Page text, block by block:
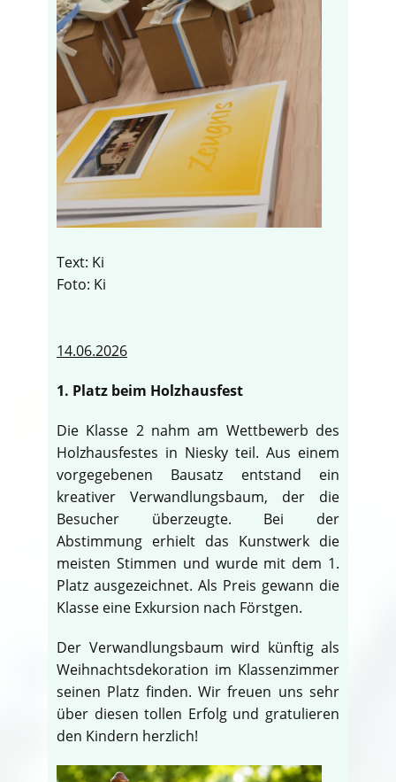
Text: Ki
Foto: Ki
14.06.2026
1. Platz beim Holzhausfest
Die Klasse 2 nahm am Wettbewerb des
Holzhausfestes in Niesky teil. Aus einem
vorgegebenen Bausatz entstand ein
kreativer Verwandlungsbaum, der die
Besucher überzeugte. Bei der
Abstimmung erhielt das Kunstwerk die
meisten Stimmen und wurde mit dem 1.
Platz ausgezeichnet. Als Preis gewann die
Klasse eine Exkursion nach Förstgen.
Der Verwandlungsbaum wird künftig als
Weihnachtsdekoration im Klassenzimmer
seinen Platz finden. Wir freuen uns sehr
über diesen tollen Erfolg und gratulieren
den Kindern herzlich!